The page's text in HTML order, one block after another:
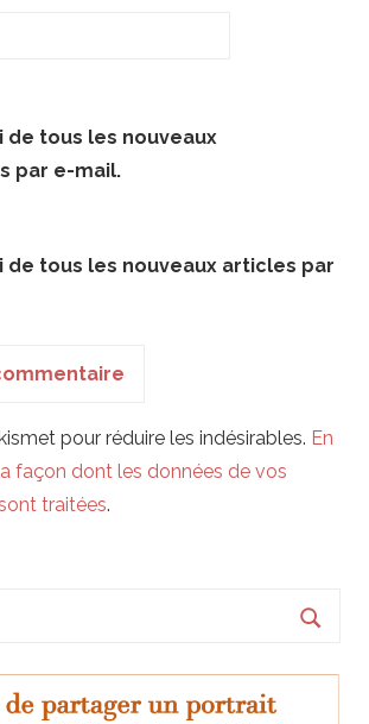
de tous les nouveaux
par e-mail.
de tous les nouveaux articles par
pour réduire les indésirables. En
façon dont les données de vos
traitées.